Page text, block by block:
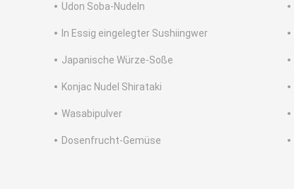
Udon Soba-Nudeln
In Essig eingelegter Sushiingwer
Japanische Würze-Soße
Konjac Nudel Shirataki
Wasabipulver
Dosenfrucht-Gemüse